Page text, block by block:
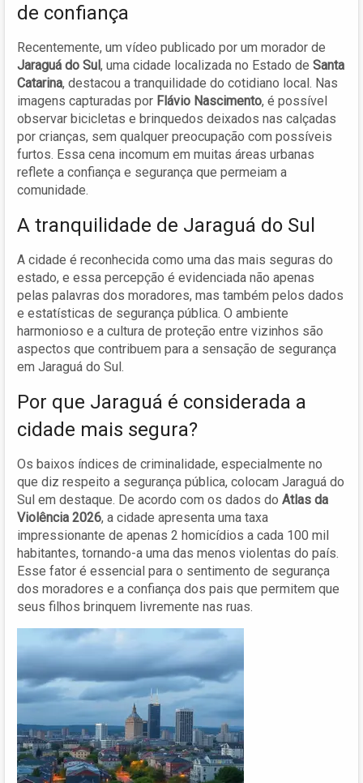
de confiança
Recentemente, um vídeo publicado por um morador de
Jaraguá do Sul, uma cidade localizada no Estado de Santa
Catarina, destacou a tranquilidade do cotidiano local. Nas
imagens capturadas por Flávio Nascimento, é possível
observar bicicletas e brinquedos deixados nas calçadas
por crianças, sem qualquer preocupação com possíveis
furtos. Essa cena incomum em muitas áreas urbanas
reflete a confiança e segurança que permeiam a
comunidade.
A tranquilidade de Jaraguá do Sul
A cidade é reconhecida como uma das mais seguras do
estado, e essa percepção é evidenciada não apenas
pelas palavras dos moradores, mas também pelos dados
e estatísticas de segurança pública. O ambiente
harmonioso e a cultura de proteção entre vizinhos são
aspectos que contribuem para a sensação de segurança
em Jaraguá do Sul.
Por que Jaraguá é considerada a
cidade mais segura?
Os baixos índices de criminalidade, especialmente no
que diz respeito a segurança pública, colocam Jaraguá do
Sul em destaque. De acordo com os dados do Atlas da
Violência 2026, a cidade apresenta uma taxa
impressionante de apenas 2 homicídios a cada 100 mil
habitantes, tornando-a uma das menos violentas do país.
Esse fator é essencial para o sentimento de segurança
dos moradores e a confiança dos pais que permitem que
seus filhos brinquem livremente nas ruas.